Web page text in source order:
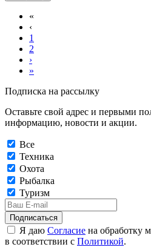
«
‹
1
2
›
»
Подписка на рассылку
Оставьте свой адрес и первыми
информацию, новости и акции.
Все
Техника
Охота
Рыбалка
Туризм
Подписаться
Я даю Согласие на обработку
в соответствии с Политикой.